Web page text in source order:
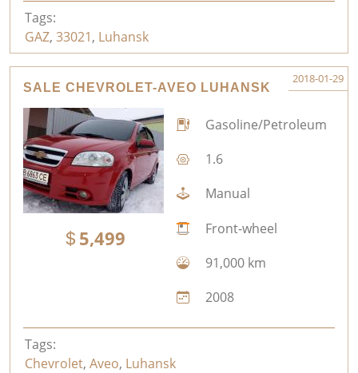
Tags:
GAZ, 33021, Luhansk
SALE CHEVROLET-AVEO LUHANSK
2018-01-29
5,499
Gasoline/Petroleum
1.6
Manual
Front-wheel
91,000 km
2008
Tags:
Chevrolet, Aveo, Luhansk